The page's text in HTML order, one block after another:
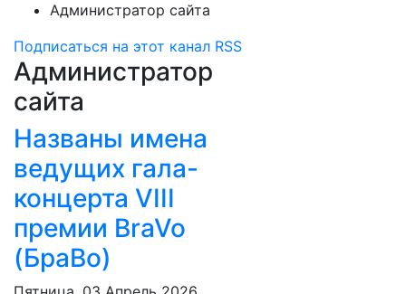
Администратор сайта
Подписаться на этот канал RSS
Администратор
сайта
Названы имена
ведущих гала-
концерта VIII
премии BraVo
(БраВо)